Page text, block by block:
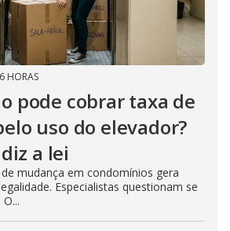
HORAS
pode cobrar taxa de
uso do elevador?
a lei
mudança em condomínios gera
Especialistas questionam se